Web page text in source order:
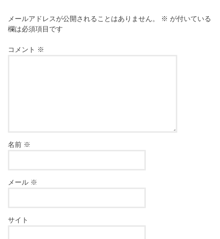
メールアドレスが公開されることはありません。 ※ が付いている
欄は必須項目です
コメント ※
名前 ※
メール ※
サイト